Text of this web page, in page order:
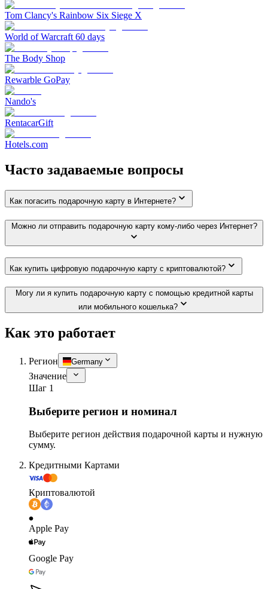
Tom Clancy's Rainbow Six Siege X
World of Warcraft 60 days
The Body Shop
Rewarble GoPay
Nando's
RentacarGift
Hotels.com
Часто задаваемые вопросы
Как погасить подарочную карту в Интернете?
Можно ли отправить подарочную карту кому-либо через Интернет?
Как купить цифровую подарочную карту с криптовалютой?
Могу ли я купить подарочную карту с помощью кредитной карты
или мобильного кошелька?
Как это работает
Регион Germany
Значение
Шаг 1
Выберите регион и номинал
Выберите регион действия подарочной карты и нужную
сумму.
Кредитными Картами
Криптовалютой
Apple Pay
Google Pay